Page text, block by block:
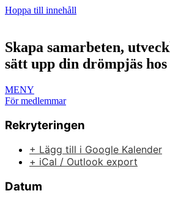
Hoppa till innehåll
Skapa samarbeten,
sätt upp din drömpjäs hos
MENY
För medlemmar
Rekryteringen
+ Lägg till i Google Kalender
+ iCal / Outlook export
Datum